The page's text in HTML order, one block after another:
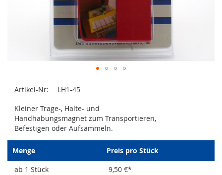
Anfang
Bildergalerie
springen
Artikel-Nr: LH1-45
Kleiner Trage-, Halte- und
Handhabungsmagnet zum Transportieren,
Befestigen oder Aufsammeln.
Menge
Preis pro Stück
ab 1 Stück
9,50 €*